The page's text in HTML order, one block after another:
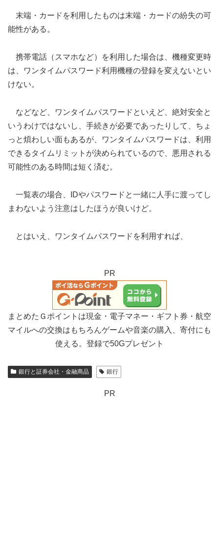
末端・カードを利用したものは末端・カードの紛失の可
能性がある。
携帯電話（スマホなど）を利用した場合は、機種変更時
は、ワンタイムパスワード利用機種の登録を変えないとい
けない。
などなど、ワンタイムパスワードといえど、絶対安全と
いうわけではないし、手続きが必要であったりして、ちょ
っと煩わしい面もあるが、ワンタイムパスワードは、利用
できるタイムリミットが決められているので、悪用される
可能性のある時間は短く済む。
一覧表の場合、IDやパスワードと一緒に人手に渡ってし
まわないよう注意はしたほうが良いけど。
とはいえ、ワンタイムパスワードを利用すれば、
PR
まとめたＧポイントは現金・電子マネー・ギフト券・航空
マイルへの交換はもちろんゲームや音楽の購入、寄付にも
使える。登録で50Gプレゼント
銀行と証券会社・金融商品 銀行
PR